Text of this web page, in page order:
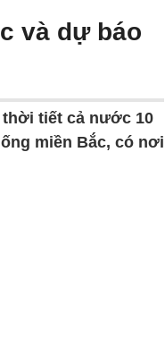
và dự báo
tiết cả nước 10
miền Bắc, có nơi